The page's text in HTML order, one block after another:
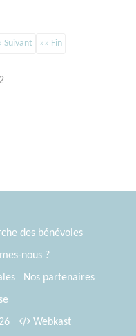
Suivant »» Fin
des bénévoles
nous ?
Nos partenaires
Webkast